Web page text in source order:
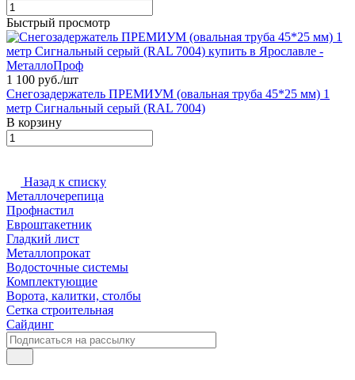
Быстрый просмотр
1 100 руб./шт
Снегозадержатель ПРЕМИУМ (овальная труба 45*25 мм) 1
метр Сигнальный серый (RAL 7004)
В корзину
Назад к списку
Металлочерепица
Профнастил
Евроштакетник
Гладкий лист
Металлопрокат
Водосточные системы
Комплектующие
Ворота, калитки, столбы
Сетка строительная
Сайдинг